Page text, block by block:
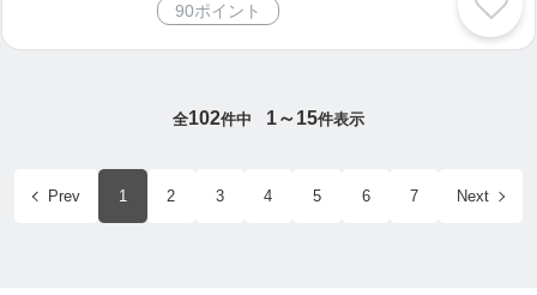
90ポイント
全102件中 1～15件表示
Prev 1 2 3 4 5 6 7 Next